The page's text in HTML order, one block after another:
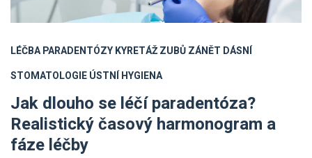
LÉČBA PARADENTÓZYKYRETÁŽ ZUBŮZÁNĚT DÁSNÍ
STOMATOLOGIEÚSTNÍ HYGIENA
Jak dlouho se léčí paradentóza?
Realistický časový harmonogram a
fáze léčby